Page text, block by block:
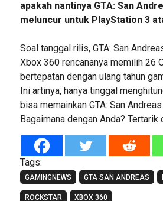
apakah nantinya GTA: San
meluncur untuk PlayStation 3
Soal tanggal rilis, GTA: San
Xbox 360 rencananya memilih 26
bertepatan dengan ulang tahun
Ini artinya, hanya tinggal
bisa memainkan GTA: San
Bagaimana dengan Anda? Tertarik
Tags:
GAMINGNEWS GTA SAN ANDREAS
ROCKSTAR XBOX 360